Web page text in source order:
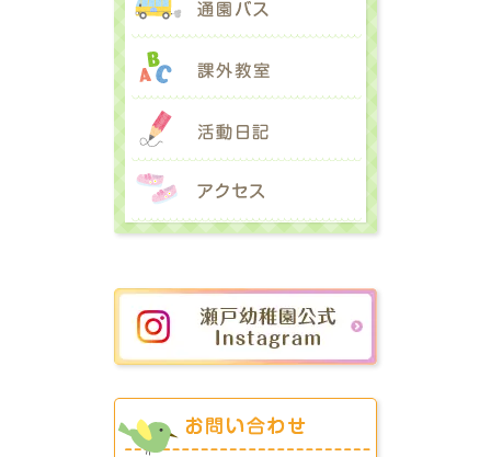
課外教室
活動日記
アクセス